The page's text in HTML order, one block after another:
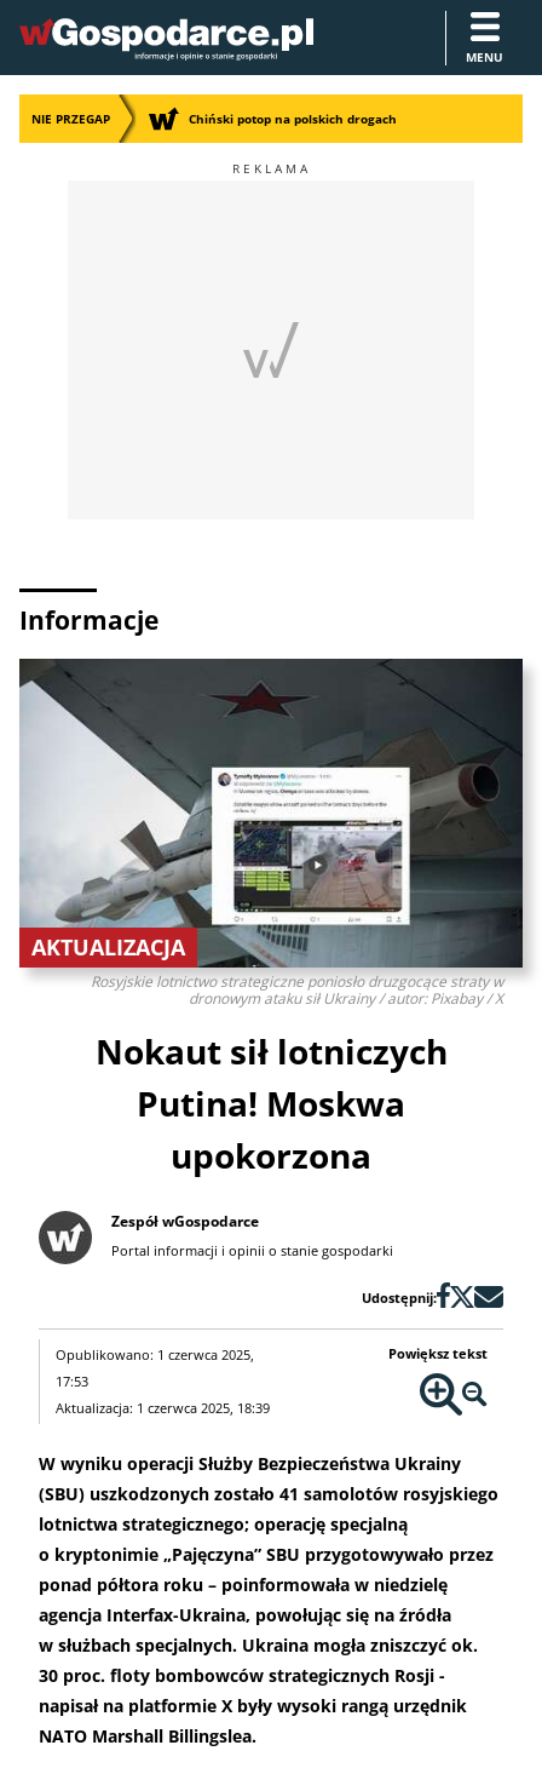
MENU
NIE PRZEGAP Chiński potop na polskich drogach
Informacje
Rosyjskie lotnictwo strategiczne poniosło druzgocące straty w
dronowym ataku sił Ukrainy / autor: Pixabay / X
AKTUALIZACJA
Nokaut sił lotniczych
Putina! Moskwa
upokorzona
Zespół wGospodarce
Portal informacji i opinii o stanie gospodarki
Udostępnij:
Opublikowano: 1 czerwca 2025,
17:53
Aktualizacja: 1 czerwca 2025, 18:39
Powiększ tekst
W wyniku operacji Służby Bezpieczeństwa Ukrainy
(SBU) uszkodzonych zostało 41 samolotów rosyjskiego
lotnictwa strategicznego; operację specjalną
o kryptonimie „Pajęczyna” SBU przygotowywało przez
ponad półtora roku – poinformowała w niedzielę
agencja Interfax-Ukraina, powołując się na źródła
w służbach specjalnych. Ukraina mogła zniszczyć ok.
30 proc. floty bombowców strategicznych Rosji -
napisał na platformie X były wysoki rangą urzędnik
NATO Marshall Billingslea.